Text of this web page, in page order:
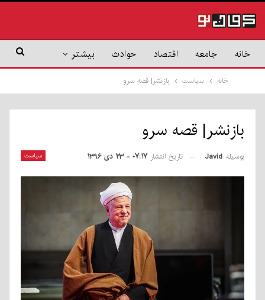
جامعه اقتصاد حوادث بیشتر
سیاست بازنشر| قصه سرو
بازنشر| قصه سرو
Javid تاریخ انتشار ۰۷:۱۷ - ۲۳ دی ۱۳۹۶